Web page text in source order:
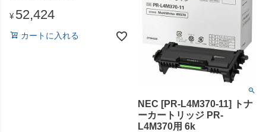
¥ 52,424
カートに入れる
NEC [PR-L4M370-11] トナ
ーカートリッジ PR-
L4M370用 6k